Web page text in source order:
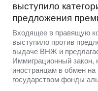
выступило
предложения
Входящее в правящую
выступило против
выдаче ВНЖ и
Иммиграционный закон,
иностранцам в обмен
государством фонды